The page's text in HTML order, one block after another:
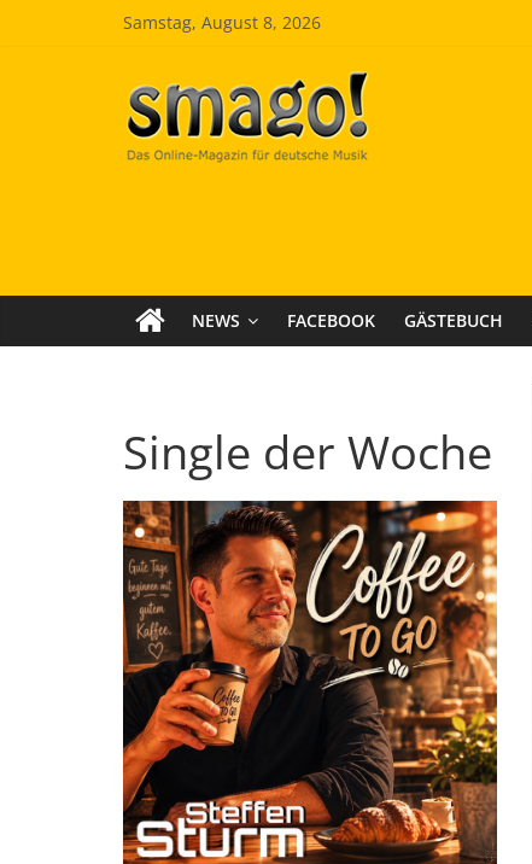
Samstag, August 8, 2026
Smago
SchlagerMAGazinOnline
NEWS FACEBOOK GÄSTEBUCH
Single der Woche